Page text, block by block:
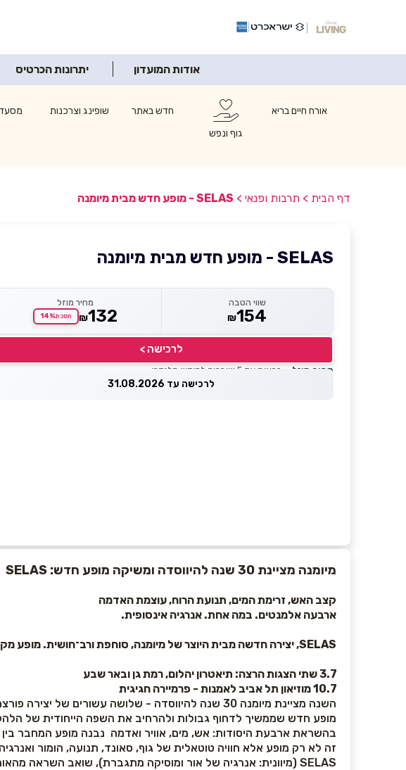
אודות המועדון יתרונות הכרטיס
אורח חיים בריא
גוף ונפש
חדש באתר שופינג וצרכנות
דף הבית > תרבות ופנאי > SELAS - מופע חדש מבית מיומנה
SELAS - מופע חדש מבית מיומנה
שווי הטבה
₪154
מחיר מוזל
₪132 חסכת14%
לרכישה >
מחיר מוזל — זכאות עד 5 שוברים לחודש קלנדרי
לרכישה עד 31.08.2026
מיומנה מציינת 30 שנה להיווסדה ומשיקה מופע חדש: SELAS
קצב האש, זרימת המים, תנועת הרוח, עוצמת האדמה
ארבעה אלמנטים. במה אחת. אנרגיה אינסופית.
SELAS, יצירה חדשה מבית היוצר של מיומנה, סוחפת ורב־חושית. מופע מקורי ועוצמתי המתרגם את כוחות הטבע לחוויה בימתית מהפנטת של קצב, תנועה ורגש.
3.7שתי הצגות הרצה: תיאטרון יהלום, רמת גן ובאר שבע
10.7 מוזיאון תל אביב לאמנות - פרמיירה חגיגית
מופע חדש שממשיך לדחוף גבולות ולהרחיב את השפה הייחודית של
בהשראת ארבעת היסודות: אש, מים, אוויר ואדמה נבנה מופע המחבר בין
זה לא רק מופע אלא חוויה טוטאלית של גוף, סאונד, תנועה, הומור
SELAS (מיוונית: אנרגיה של אור ומוסיקה מתגברת), שואב השראה מהאור הפנימי המניע כל תנועה ומבטא את החיבור בין יסודות, צלילים ואנשים.